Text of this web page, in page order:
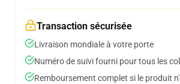
Transaction sécurisée
Livraison mondiale à votre porte
Numéro de suivi fourni pour tous les
Remboursement complet si le produit